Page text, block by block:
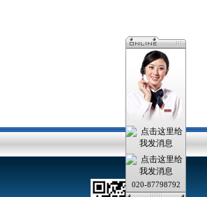
020-87798792